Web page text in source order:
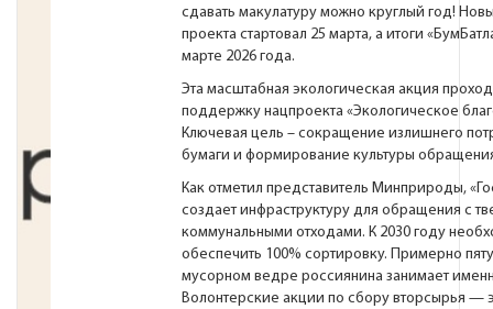
сдавать макулатуру можно круглый год!
проекта стартовал 25 марта, а итоги
марте 2026 года.
Эта масштабная экологическая акция
поддержку нацпроекта «Экологическое
Ключевая цель – сокращение излишнего
бумаги и формирование культуры
Как отметил представитель Минприроды,
создает инфраструктуру для обращения с
коммунальными отходами. К 2030 году
обеспечить 100% сортировку. Примерно
мусорном ведре россиянина занимает
Волонтерские акции по сбору вторсырья —